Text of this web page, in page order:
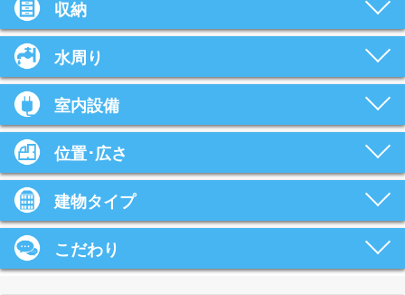
収納
水周り
室内設備
位置･広さ
建物タイプ
こだわり